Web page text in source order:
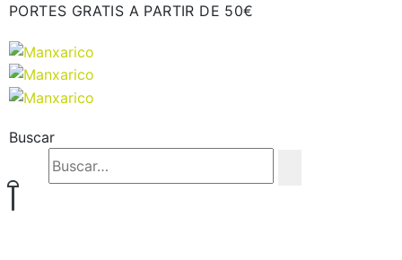
PORTES GRATIS A PARTIR DE 50€
Buscar